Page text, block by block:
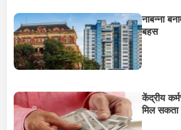
नाबन्ना
बहस
केंद्रीय
मिल सकता